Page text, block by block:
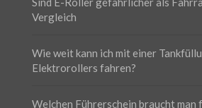
Vergleich
Wie weit kann ich mit einer
Elektrorollers fahren?
Welchen Führerschein braucht man